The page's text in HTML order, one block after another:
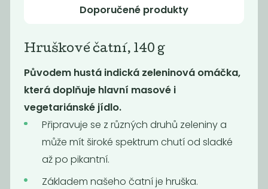
Sladká chilli
omáčka pálivá...
169 Kč
nedostupné
omáčka na...
Doporučené produkty
Hruškové čatní, 140 g
Původem hustá indická zeleninová omáčka,
která doplňuje hlavní masové i
vegetariánské jídlo.
Připravuje se z různých druhů zeleniny a
může mít široké spektrum chutí od sladké
až po pikantní.
Základem našeho čatní je hruška.